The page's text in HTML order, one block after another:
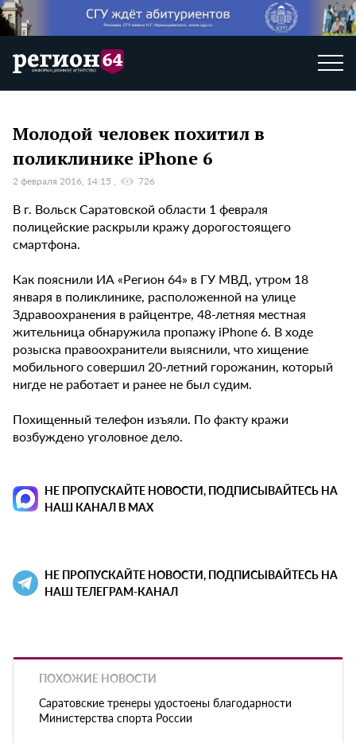
Молодой человек похитил в
поликлинике iPhone 6
2 февраля 2016, 14:15 726
В г. Вольск Саратовской области 1 февраля
полицейские раскрыли кражу дорогостоящего
смартфона.
Как пояснили ИА «Регион 64» в ГУ МВД, утром 18
января в поликлинике, расположенной на улице
Здравоохранения в райцентре, 48-летняя местная
жительница обнаружила пропажу iPhone 6. В ходе
розыска правоохранители выяснили, что хищение
мобильного совершил 20-летний горожанин, который
нигде не работает и ранее не был судим.
Похищенный телефон изъяли. По факту кражи
возбуждено уголовное дело.
НЕ ПРОПУСКАЙТЕ НОВОСТИ, ПОДПИСЫВАЙТЕСЬ НА
НАШ КАНАЛ В MAX
НЕ ПРОПУСКАЙТЕ НОВОСТИ, ПОДПИСЫВАЙТЕСЬ НА
НАШ ТЕЛЕГРАМ-КАНАЛ
ПОХОЖИЕ НОВОСТИ
Саратовские тренеры удостоены благодарности
Министерства спорта России